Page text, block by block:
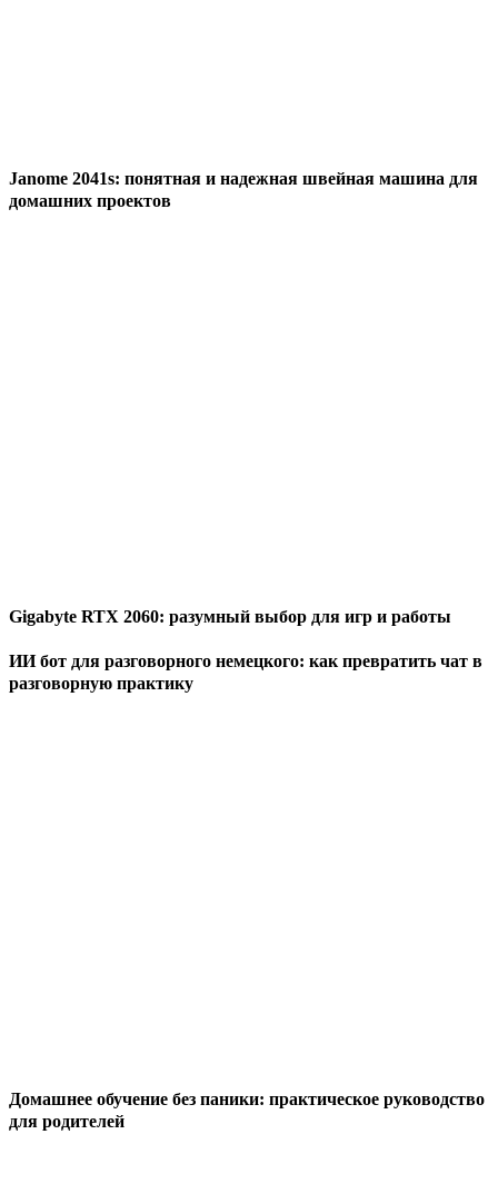
Janome 2041s: понятная и надежная швейная машина для
домашних проектов
Gigabyte RTX 2060: разумный выбор для игр и работы
ИИ бот для разговорного немецкого: как превратить чат в
разговорную практику
Домашнее обучение без паники: практическое руководство
для родителей